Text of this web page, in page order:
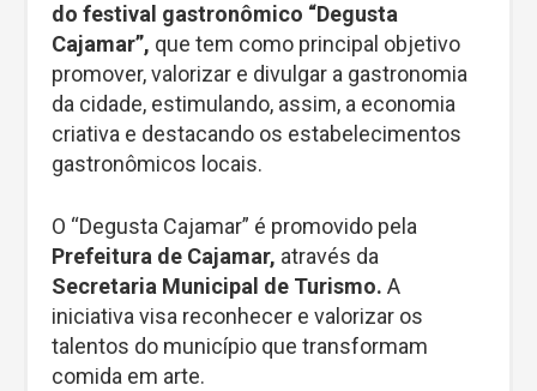
do festival gastronômico “Degusta
Cajamar”, que tem como principal objetivo
promover, valorizar e divulgar a gastronomia
da cidade, estimulando, assim, a economia
criativa e destacando os estabelecimentos
gastronômicos locais.
O “Degusta Cajamar” é promovido pela
Prefeitura de Cajamar, através da
Secretaria Municipal de Turismo. A
iniciativa visa reconhecer e valorizar os
talentos do município que transformam
comida em arte.